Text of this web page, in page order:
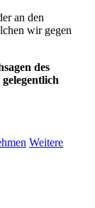
an den
wir gegen
des
Weitere